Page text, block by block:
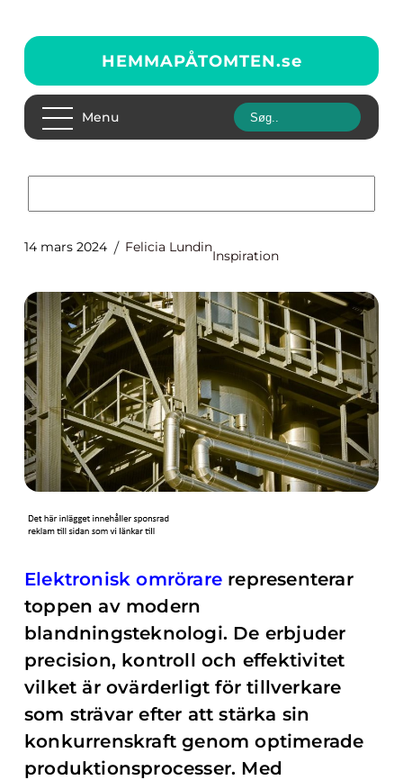
HEMMAPÅTOMTEN.se
Menu
14 mars 2024 Felicia Lundin
Inspiration
Elektronisk omrörare representerar
toppen av modern
blandningsteknologi. De erbjuder
precision, kontroll och effektivitet
vilket är ovärderligt för tillverkare
som strävar efter att stärka sin
konkurrenskraft genom optimerade
produktionsprocesser. Med